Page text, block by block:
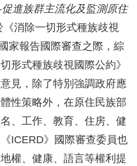
進族群主流化及監測原住
《消除一切形式種族歧視
家報告國際審查之際，綜
形式種族歧視國際公約》
見，除了特別強調政府應
性策略外，在原住民族部
、工作、教育、住房、健
ICERD》國際審查委員也
權、健康、語言等權利提